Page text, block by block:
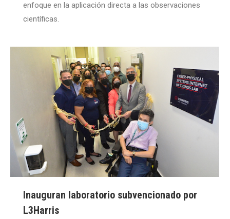
enfoque en la aplicación directa a las observaciones
científicas.
Inauguran laboratorio subvencionado por
L3Harris